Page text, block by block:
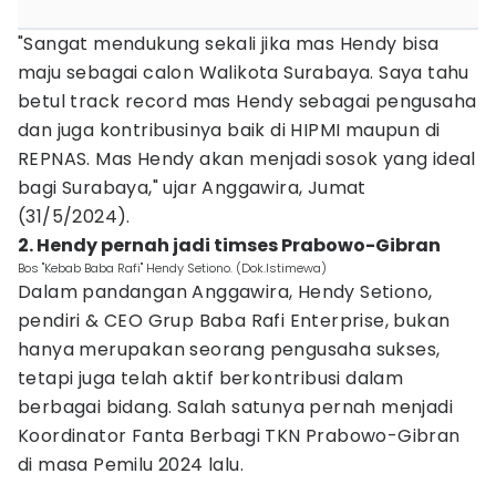
"Sangat mendukung sekali jika mas Hendy bisa
maju sebagai calon Walikota Surabaya. Saya tahu
betul track record mas Hendy sebagai pengusaha
dan juga kontribusinya baik di HIPMI maupun di
REPNAS. Mas Hendy akan menjadi sosok yang ideal
bagi Surabaya," ujar Anggawira, Jumat
(31/5/2024).
2. Hendy pernah jadi timses Prabowo-Gibran
Bos "Kebab Baba Rafi" Hendy Setiono. (Dok.Istimewa)
Dalam pandangan Anggawira, Hendy Setiono,
pendiri & CEO Grup Baba Rafi Enterprise, bukan
hanya merupakan seorang pengusaha sukses,
tetapi juga telah aktif berkontribusi dalam
berbagai bidang. Salah satunya pernah menjadi
Koordinator Fanta Berbagi TKN Prabowo-Gibran
di masa Pemilu 2024 lalu.